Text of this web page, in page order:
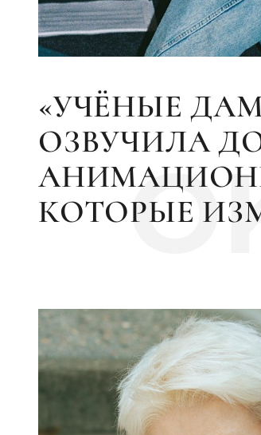
«УЧЁНЫЕ
ОЗВУЧИЛА
КОТОРЫЕ